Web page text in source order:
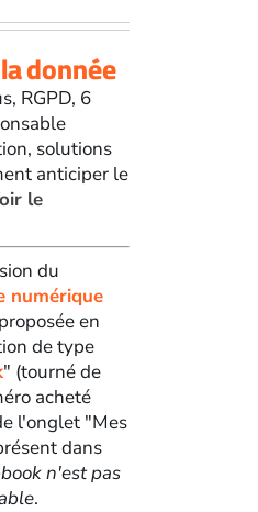
donnée
RGPD, 6
solutions
anticiper le
le
du
numérique
en
de type
" (tourné de
acheté
l'onglet "Mes
dans
n'est pas
.